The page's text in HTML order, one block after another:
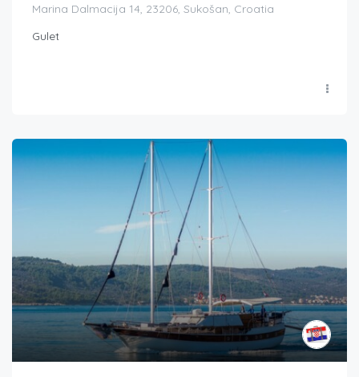
Marina Dalmacija 14, 23206, Sukošan, Croatia
Gulet